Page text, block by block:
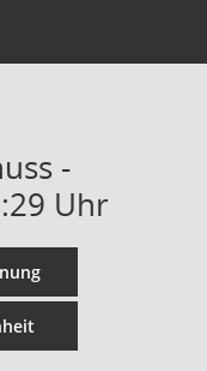
-
Uhr